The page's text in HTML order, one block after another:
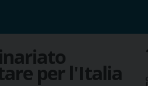
per l'Italia